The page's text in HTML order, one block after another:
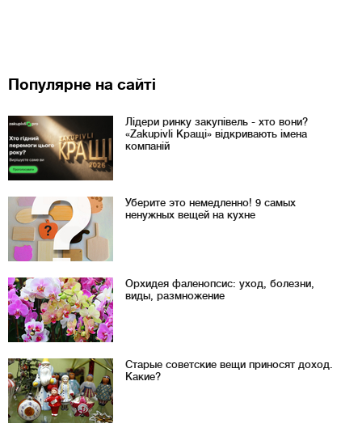
Популярне на сайті
Лідери ринку закупівель - хто вони?
«Zakupivli Кращі» відкривають імена
компаній
Уберите это немедленно! 9 самых
ненужных вещей на кухне
Орхидея фаленопсис: уход, болезни,
виды, размножение
Старые советские вещи приносят доход.
Какие?